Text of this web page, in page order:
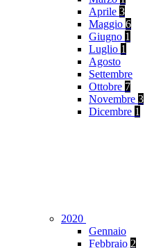
Aprile 3
Maggio 6
Giugno 1
Luglio 1
Agosto
Settembre
Ottobre 7
Novembre 3
Dicembre 1
2020
Gennaio
Febbraio 2